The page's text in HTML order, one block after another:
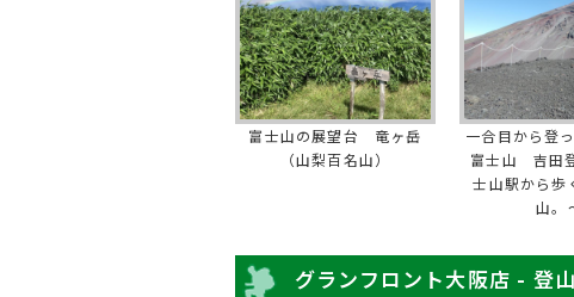
富士山の展望台 竜ヶ岳
（山梨百名山）
一合目から登
富士山 吉田
士山駅から歩
山。
グランフロント大阪店 - 登